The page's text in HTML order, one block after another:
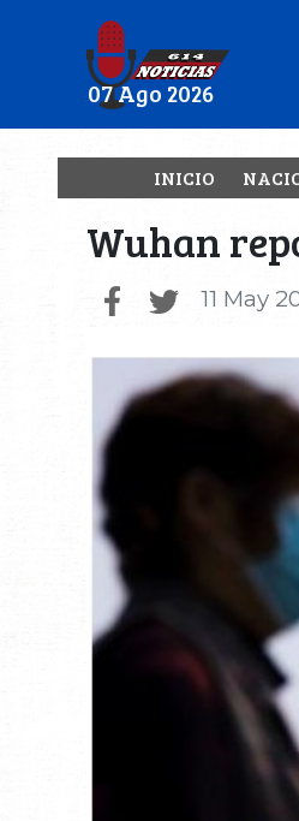
07 Ago 2026
INICIO
Wuhan
11 May